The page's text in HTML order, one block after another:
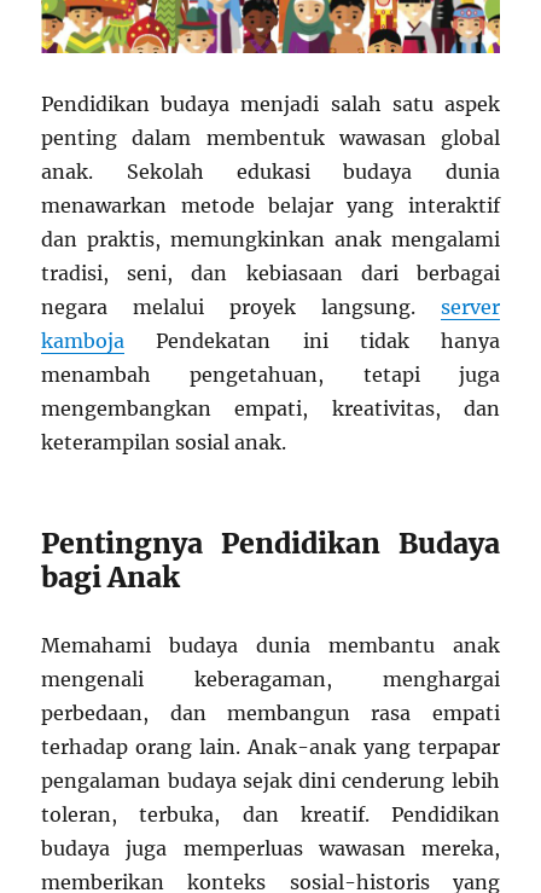
Pendidikan budaya menjadi salah satu aspek
penting dalam membentuk wawasan global
anak. Sekolah edukasi budaya dunia
menawarkan metode belajar yang interaktif
dan praktis, memungkinkan anak mengalami
tradisi, seni, dan kebiasaan dari berbagai
negara melalui proyek langsung. server
kamboja Pendekatan ini tidak hanya
menambah pengetahuan, tetapi juga
mengembangkan empati, kreativitas, dan
keterampilan sosial anak.
Pentingnya Pendidikan Budaya
bagi Anak
Memahami budaya dunia membantu anak
mengenali keberagaman, menghargai
perbedaan, dan membangun rasa empati
terhadap orang lain. Anak-anak yang terpapar
pengalaman budaya sejak dini cenderung lebih
toleran, terbuka, dan kreatif. Pendidikan
budaya juga memperluas wawasan mereka,
memberikan konteks sosial-historis yang